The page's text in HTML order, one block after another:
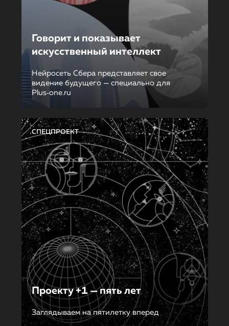
Говорит и показывает
искусственный интеллект
Нейросеть Сбера представляет свое
видение будущего — специально для
Plus‑one.ru
СПЕЦПРОЕКТ
Проекту +1 — пять лет
Заглядываем на пятилетку вперед